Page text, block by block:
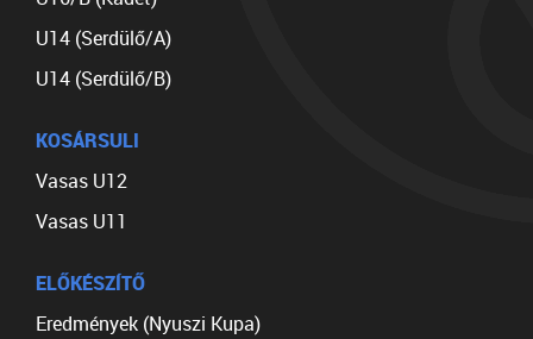
U14 (Serdülő/A)
U14 (Serdülő/B)
KOSÁRSULI
Vasas U12
Vasas U11
ELŐKÉSZÍTŐ
Eredmények (Nyuszi Kupa)